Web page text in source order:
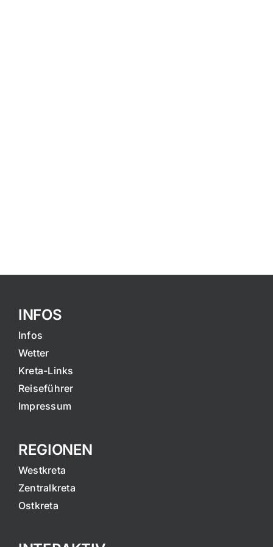
INFOS
Infos
Wetter
Kreta-Links
Reiseführer
Impressum
REGIONEN
Westkreta
Zentralkreta
Ostkreta